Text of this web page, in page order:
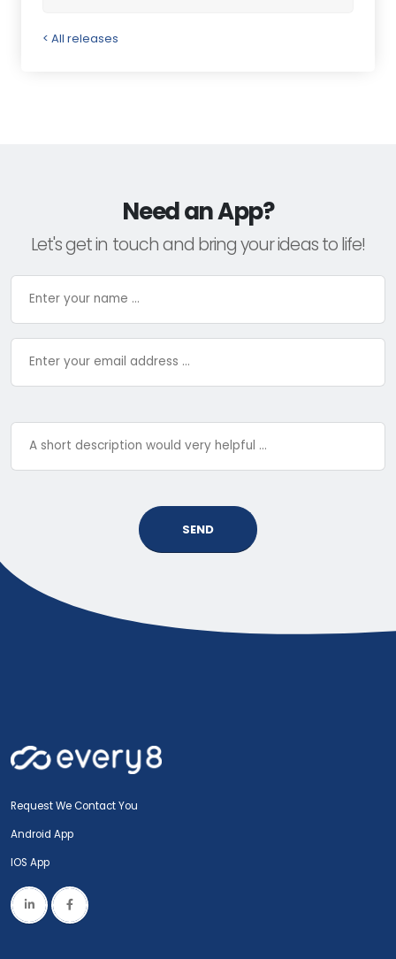
< All releases
Need an App?
Let's get in touch and bring your ideas to life!
SEND
Request We Contact You
Android App
IOS App